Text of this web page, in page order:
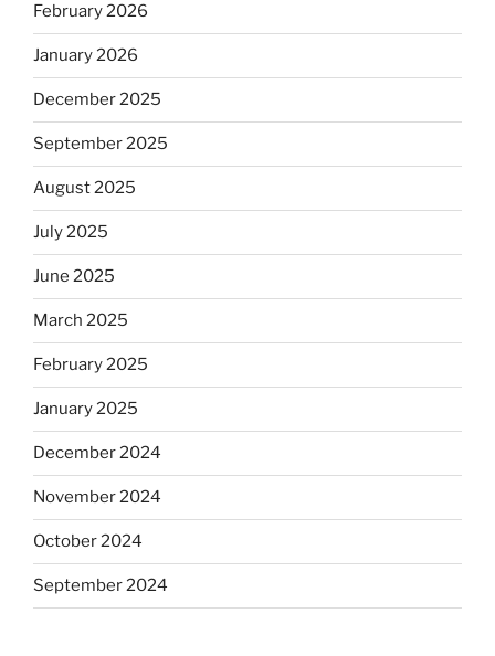
February 2026
January 2026
December 2025
September 2025
August 2025
July 2025
June 2025
March 2025
February 2025
January 2025
December 2024
November 2024
October 2024
September 2024